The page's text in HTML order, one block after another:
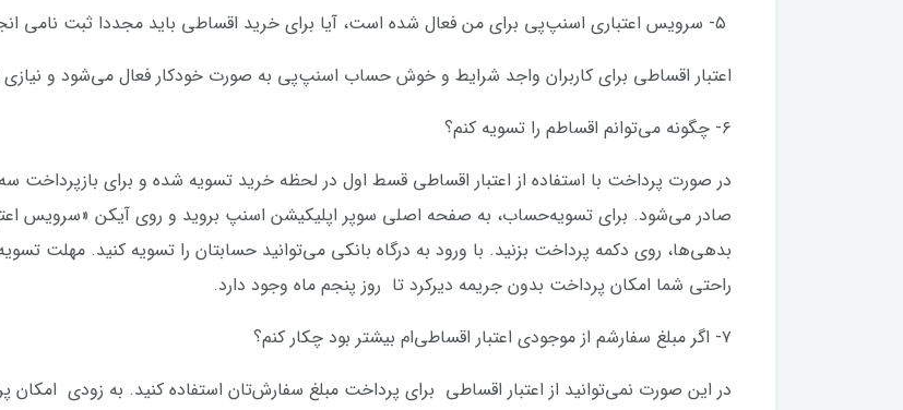
اعتبار اقساطی برای کاربران واجد شرایط و خوش حساب اسنپ‌پی به صورت خودکار فعال می‌شود و نیازی
۶- چگونه می‌توانم اقساطم را تسویه کنم؟
در صورت پرداخت با استفاده از اعتبار اقساطی قسط اول در لحظه خرید تسویه شده و برای
صادر می‌شود. برای تسویه‌حساب، به صفحه اصلی سوپر اپلیکیشن اسنپ بروید و روی آیکن «سرویس
بدهی‌ها، روی دکمه پرداخت بزنید. با ورود به درگاه بانکی می‌توانید حسابتان را تسویه کنید. مهلت
راحتی شما امکان پرداخت بدون جریمه دیرکرد تا روز پنجم ماه وجود دارد.
۷- اگر مبلغ سفارشم از موجودی اعتبار اقساطی‌ام بیشتر بود چکار کنم؟
در این صورت نمی‌توانید از اعتبار اقساطی برای پرداخت مبلغ سفارش‌تان استفاده کنید. به زودی